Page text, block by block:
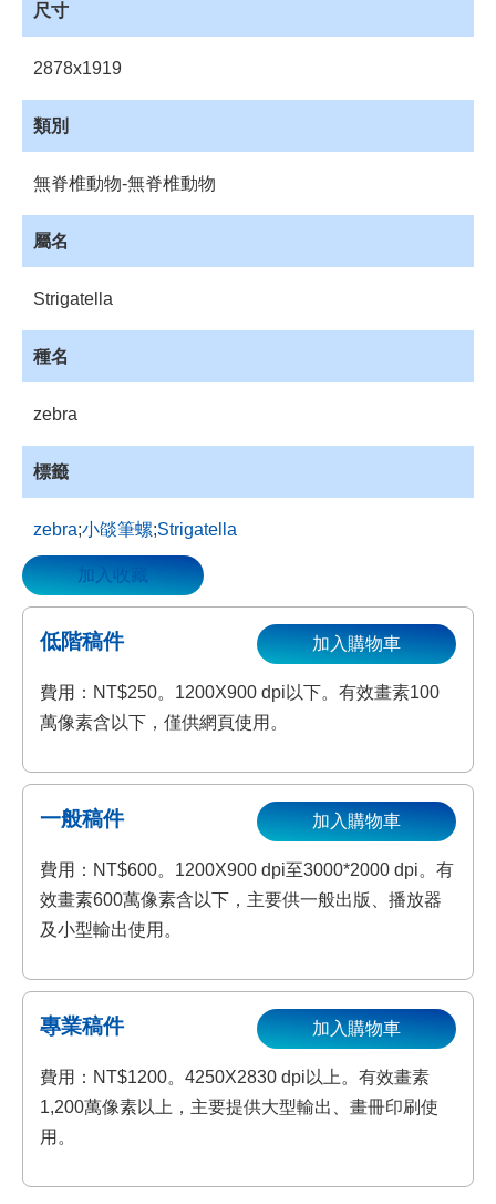
載
理
資
理
藏
登
尺寸
2878x1919
類別
無脊椎動物-無脊椎動物
屬名
Strigatella
種名
zebra
標籤
zebra;小燄筆螺;Strigatella
加入收藏
低階稿件
費用：NT$250。1200X900 dpi以下。有效畫素100
萬像素含以下，僅供網頁使用。
加入購物車
一般稿件
費用：NT$600。1200X900 dpi至3000*2000 dpi。有
效畫素600萬像素含以下，主要供一般出版、播放器
及小型輸出使用。
加入購物車
專業稿件
費用：NT$1200。4250X2830 dpi以上。有效畫素
1,200萬像素以上，主要提供大型輸出、畫冊印刷使
用。
加入購物車